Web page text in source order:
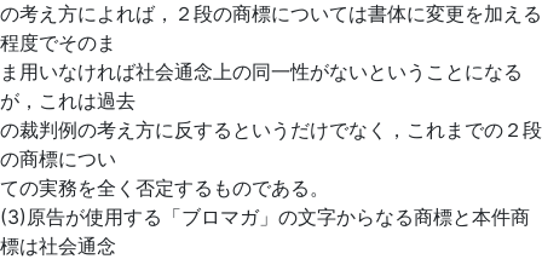
の考え方によれば，２段の商標については書体に変更を加える
程度でそのま
ま用いなければ社会通念上の同一性がないということになる
が，これは過去
の裁判例の考え方に反するというだけでなく，これまでの２段
の商標につい
ての実務を全く否定するものである。
(3)原告が使用する「ブロマガ」の文字からなる商標と本件商
標は社会通念